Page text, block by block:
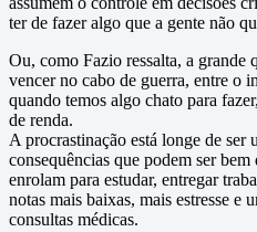
ter de fazer algo que a gente não
Ou, como Fazio ressalta, a grande
vencer no cabo de guerra, entre o
quando temos algo chato para
de renda.
A procrastinação está longe de ser
consequências que podem ser
enrolam para estudar, entregar
notas mais baixas, mais estresse e
consultas médicas.